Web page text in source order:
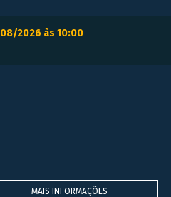
2026 às 10:00
MAIS INFORMAÇÕES